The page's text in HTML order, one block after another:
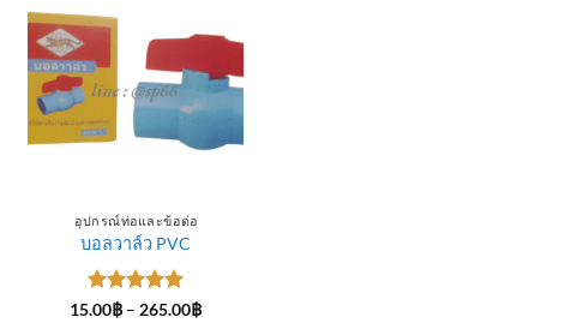
อุปกรณ์ท่อและข้อต่อ
บอลวาล์ว PVC
ให้คะแนน
15.00฿ – 265.00฿Price